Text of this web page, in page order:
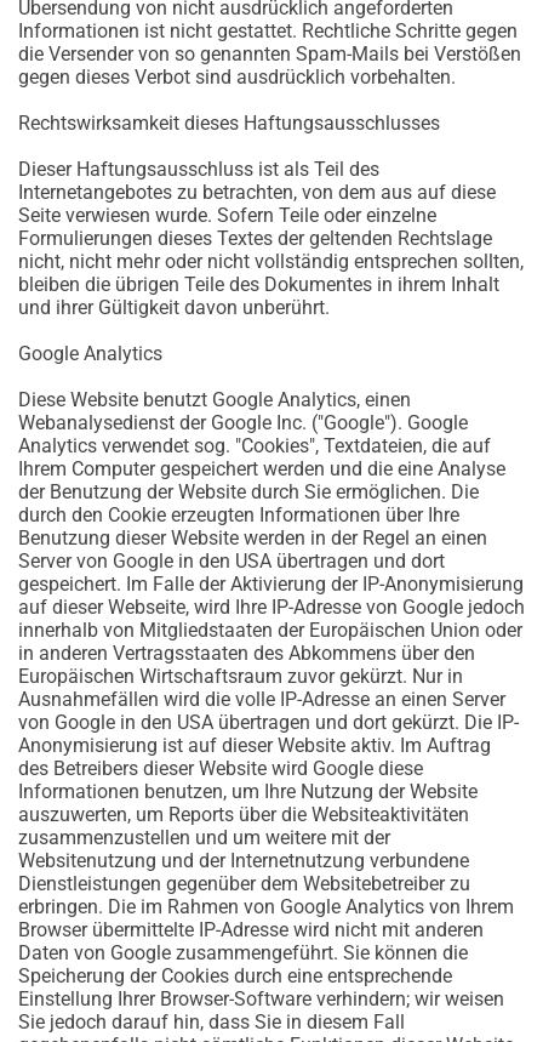
Übersendung von nicht ausdrücklich angeforderten
Informationen ist nicht gestattet. Rechtliche Schritte gegen
die Versender von so genannten Spam-Mails bei Verstößen
gegen dieses Verbot sind ausdrücklich vorbehalten.
Rechtswirksamkeit dieses Haftungsausschlusses
Dieser Haftungsausschluss ist als Teil des
Internetangebotes zu betrachten, von dem aus auf diese
Seite verwiesen wurde. Sofern Teile oder einzelne
Formulierungen dieses Textes der geltenden Rechtslage
nicht, nicht mehr oder nicht vollständig entsprechen sollten,
bleiben die übrigen Teile des Dokumentes in ihrem Inhalt
und ihrer Gültigkeit davon unberührt.
Google Analytics
Diese Website benutzt Google Analytics, einen
Webanalysedienst der Google Inc. ("Google"). Google
Analytics verwendet sog. "Cookies", Textdateien, die auf
Ihrem Computer gespeichert werden und die eine Analyse
der Benutzung der Website durch Sie ermöglichen. Die
durch den Cookie erzeugten Informationen über Ihre
Benutzung dieser Website werden in der Regel an einen
Server von Google in den USA übertragen und dort
gespeichert. Im Falle der Aktivierung der IP-Anonymisierung
auf dieser Webseite, wird Ihre IP-Adresse von Google jedoch
innerhalb von Mitgliedstaaten der Europäischen Union oder
in anderen Vertragsstaaten des Abkommens über den
Europäischen Wirtschaftsraum zuvor gekürzt. Nur in
Ausnahmefällen wird die volle IP-Adresse an einen Server
von Google in den USA übertragen und dort gekürzt. Die IP-
Anonymisierung ist auf dieser Website aktiv. Im Auftrag
des Betreibers dieser Website wird Google diese
Informationen benutzen, um Ihre Nutzung der Website
auszuwerten, um Reports über die Websiteaktivitäten
zusammenzustellen und um weitere mit der
Websitenutzung und der Internetnutzung verbundene
Dienstleistungen gegenüber dem Websitebetreiber zu
erbringen. Die im Rahmen von Google Analytics von Ihrem
Browser übermittelte IP-Adresse wird nicht mit anderen
Daten von Google zusammengeführt. Sie können die
Speicherung der Cookies durch eine entsprechende
Einstellung Ihrer Browser-Software verhindern; wir weisen
Sie jedoch darauf hin, dass Sie in diesem Fall